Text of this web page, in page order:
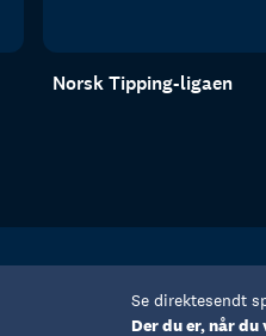
Se direktesendt
Der du er, når du
Norsk Tipping-ligaen